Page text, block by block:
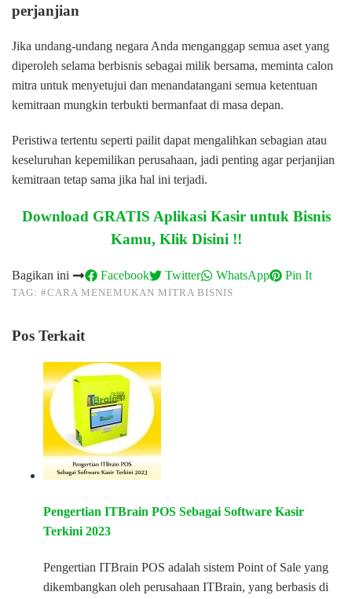
perjanjian
Jika undang-undang negara Anda menganggap semua aset yang
diperoleh selama berbisnis sebagai milik bersama, meminta calon
mitra untuk menyetujui dan menandatangani semua ketentuan
kemitraan mungkin terbukti bermanfaat di masa depan.
Peristiwa tertentu seperti pailit dapat mengalihkan sebagian atau
keseluruhan kepemilikan perusahaan, jadi penting agar perjanjian
kemitraan tetap sama jika hal ini terjadi.
Download GRATIS Aplikasi Kasir untuk Bisnis
Kamu, Klik Disini !!
Bagikan ini Facebook Twitter WhatsApp Pin It
TAG: #CARA MENEMUKAN MITRA BISNIS
Pos Terkait
Pengertian ITBrain POS Sebagai Software Kasir
Terkini 2023
Pengertian ITBrain POS adalah sistem Point of Sale yang
dikembangkan oleh perusahaan ITBrain, yang berbasis di